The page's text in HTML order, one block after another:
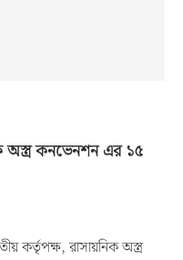
অস্ত্র কনভেনশন এর ১৫
কর্তৃপক্ষ, রাসায়নিক অস্ত্র